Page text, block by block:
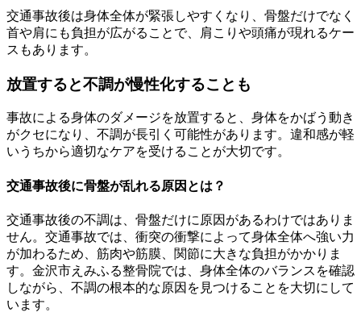
交通事故後は身体全体が緊張しやすくなり、骨盤だけでなく
首や肩にも負担が広がることで、肩こりや頭痛が現れるケー
スもあります。
放置すると不調が慢性化することも
事故による身体のダメージを放置すると、身体をかばう動き
がクセになり、不調が長引く可能性があります。違和感が軽
いうちから適切なケアを受けることが大切です。
交通事故後に骨盤が乱れる原因とは？
交通事故後の不調は、骨盤だけに原因があるわけではありま
せん。交通事故では、衝突の衝撃によって身体全体へ強い力
が加わるため、筋肉や筋膜、関節に大きな負担がかかりま
す。金沢市えみふる整骨院では、身体全体のバランスを確認
しながら、不調の根本的な原因を見つけることを大切にして
います。